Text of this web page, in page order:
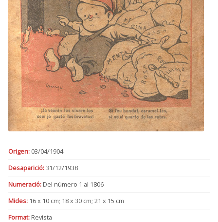
Origen:03/04/1904
Desaparició:31/12/1938
Numeració:Del número 1 al 1806
Mides:16 x 10 cm; 18 x 30 cm; 21 x 15 cm
Format:Revista